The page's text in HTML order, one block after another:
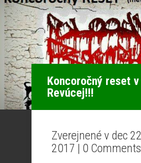
Koncoročný reset v
Revúcej!!!
Zverejnené v dec
2017 | 0 Comments